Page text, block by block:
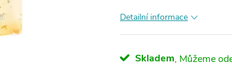
Detailní informace
Skladem